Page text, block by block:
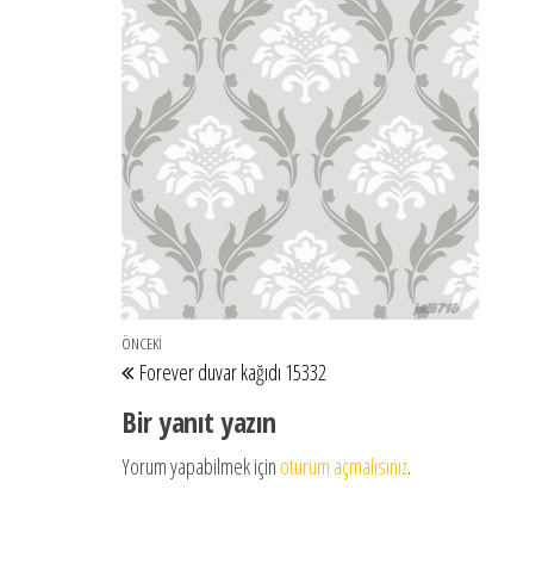
Yazı gezinmesi
Önceki Yazı
ÖNCEKI
Forever duvar kağıdı 15332
Bir yanıt yazın
Yorum yapabilmek için oturum açmalısınız.